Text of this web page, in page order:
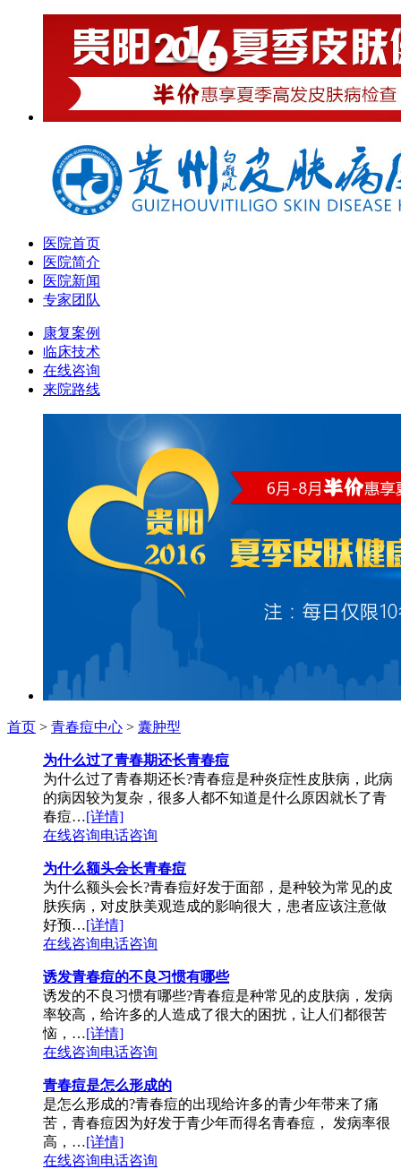
医院首页
医院简介
医院新闻
专家团队
康复案例
临床技术
在线咨询
来院路线
首页 > 青春痘中心 > 囊肿型
为什么过了青春期还长青春痘
为什么过了青春期还长?青春痘是种炎症性皮肤病，此病
的病因较为复杂，很多人都不知道是什么原因就长了青
春痘…[详情]
在线咨询电话咨询
为什么额头会长青春痘
为什么额头会长?青春痘好发于面部，是种较为常见的皮
肤疾病，对皮肤美观造成的影响很大，患者应该注意做
好预…[详情]
在线咨询电话咨询
诱发青春痘的不良习惯有哪些
诱发的不良习惯有哪些?青春痘是种常见的皮肤病，发病
率较高，给许多的人造成了很大的困扰，让人们都很苦
恼，…[详情]
在线咨询电话咨询
青春痘是怎么形成的
是怎么形成的?青春痘的出现给许多的青少年带来了痛
苦，青春痘因为好发于青少年而得名青春痘， 发病率很
高，…[详情]
在线咨询电话咨询